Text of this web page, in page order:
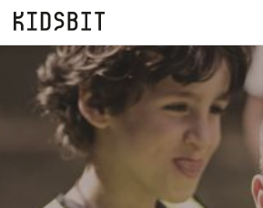
Salta al contenuto principale